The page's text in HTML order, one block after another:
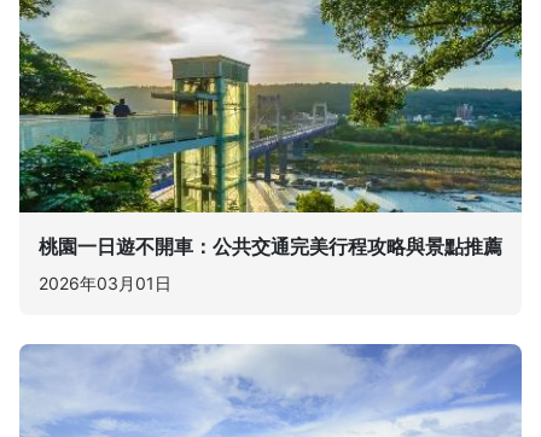
桃園一日遊不開車：公共交通完美行程攻略與景點推薦
2026年03月01日